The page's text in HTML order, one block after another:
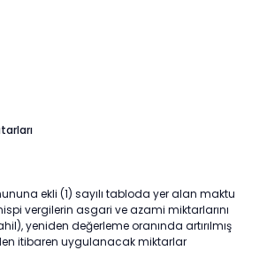
ekli (1) sayılı tabloda yer alan maktu
vergilerin asgari ve azami miktarlarını
yeniden değerleme oranında artırılmış
itibaren uygulanacak miktarlar